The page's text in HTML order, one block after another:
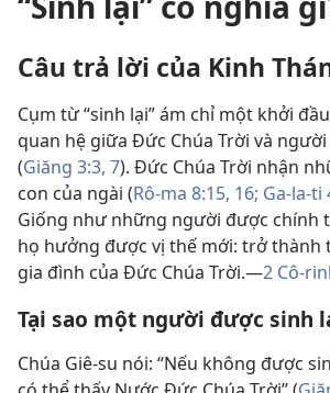
Câu trả lời của Kinh
Cụm từ “sinh lại” ám chỉ một khởi
quan hệ giữa Đức Chúa Trời và
(Giăng 3:​3, 7). Đức Chúa Trời nhận
con của ngài (Rô-ma 8:​15, 16; Ga-la-ti
Giống như những người được chính
họ hưởng được vị thế mới: trở thành
gia đình của Đức Chúa Trời.​—2 Cô-
Tại sao một người được sinh
Chúa Giê-su nói: “Nếu không được